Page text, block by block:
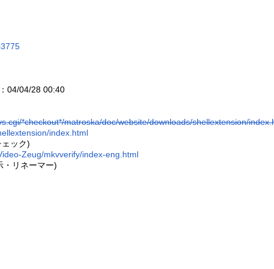
04/04/28 00:40
*checkout*/matroska/doc/website/downloads/shellextension/
index.html
ェック)
Zeug/mkvverify/index-eng.html
・リネーマー)